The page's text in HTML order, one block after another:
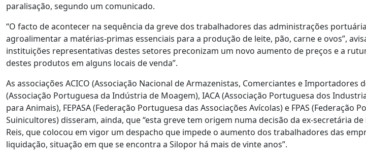
paralisação, segundo um comunicado.
“O facto de acontecer na sequência da greve dos trabalhadores das administrações
agroalimentar a matérias-primas essenciais para a produção de leite, pão, carne e ovos”,
instituições representativas destes setores preconizam um novo aumento de preços e a
destes produtos em alguns locais de venda”.
As associações ACICO (Associação Nacional de Armazenistas, Comerciantes e Importadores
(Associação Portuguesa da Indústria de Moagem), IACA (Associação Portuguesa dos
para Animais), FEPASA (Federação Portuguesa das Associações Avícolas) e FPAS (Federação
Suinicultores) disseram, ainda, que “esta greve tem origem numa decisão da ex-secretária
Reis, que colocou em vigor um despacho que impede o aumento dos trabalhadores das
liquidação, situação em que se encontra a Silopor há mais de vinte anos”.